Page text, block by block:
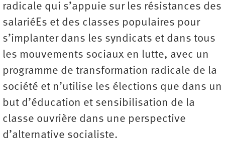
radicale qui s’appuie sur les résistances des
salariéEs et des classes populaires pour
s’implanter dans les syndicats et dans tous
les mouvements sociaux en lutte, avec un
programme de transformation radicale de la
société et n’utilise les élections que dans un
but d’éducation et sensibilisation de la
classe ouvrière dans une perspective
d’alternative socialiste.